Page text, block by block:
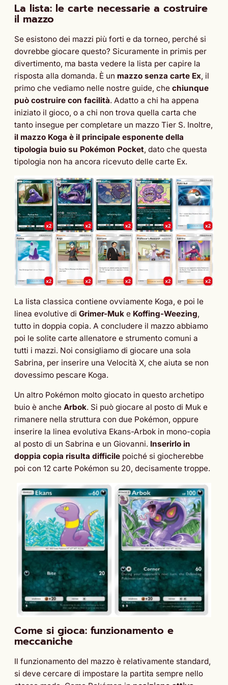
La lista: le carte necessarie a costruire
il mazzo
Se esistono dei mazzi più forti e da torneo, perché si
dovrebbe giocare questo? Sicuramente in primis per
divertimento, ma basta vedere la lista per capire la
risposta alla domanda. È un mazzo senza carte Ex, il
primo che vediamo nelle nostre guide, che chiunque
può costruire con facilità. Adatto a chi ha appena
iniziato il gioco, o a chi non trova quella carta che
tanto insegue per completare un mazzo Tier S. Inoltre,
il mazzo Koga è il principale esponente della
tipologia buio su Pokémon Pocket, dato che questa
tipologia non ha ancora ricevuto delle carte Ex.
La lista classica contiene ovviamente Koga, e poi le
linea evolutive di Grimer-Muk e Koffing-Weezing,
tutto in doppia copia. A concludere il mazzo abbiamo
poi le solite carte allenatore e strumento comuni a
tutti i mazzi. Noi consigliamo di giocare una sola
Sabrina, per inserire una Velocità X, che aiuta se non
dovessimo pescare Koga.
Un altro Pokémon molto giocato in questo archetipo
buio è anche Arbok. Si può giocare al posto di Muk e
rimanere nella struttura con due Pokémon, oppure
inserire la linea evolutiva Ekans-Arbok in mono-copia
al posto di un Sabrina e un Giovanni. Inserirlo in
doppia copia risulta difficile poiché si giocherebbe
poi con 12 carte Pokémon su 20, decisamente troppe.
Come si gioca: funzionamento e
meccaniche
Il funzionamento del mazzo è relativamente standard,
si deve cercare di impostare la partita sempre nello